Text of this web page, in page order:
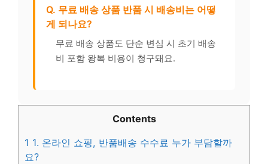
Q. 무료 배송 상품 반품 시 배송비는 어떻
게 되나요?
무료 배송 상품도 단순 변심 시 초기 배송
비 포함 왕복 비용이 청구돼요.
Contents
1 1. 온라인 쇼핑, 반품배송 수수료 누가 부담할까
요?